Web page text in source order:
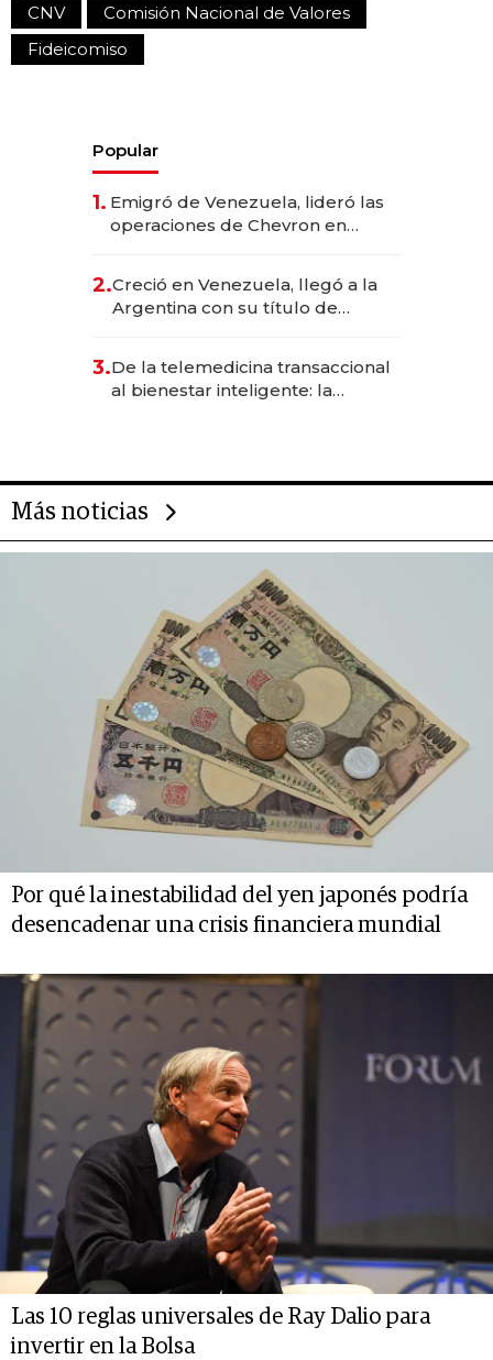
CNV
Comisión Nacional de Valores
Fideicomiso
Popular
1. Emigró de Venezuela, lideró las
operaciones de Chevron en
2.Creció en Venezuela, llegó a la
Argentina con su título de
las marcas "fast premium"
3.De la telemedicina transaccional
al bienestar inteligente: la
Más noticias
Por qué la inestabilidad del yen japonés podría
desencadenar una crisis financiera mundial
Las 10 reglas universales de Ray Dalio para
invertir en la Bolsa